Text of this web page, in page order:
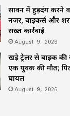
सावन में हुड़दंग करने
नजर, बाइकर्स और
सख्त कार्रवाई
August 9, 2026
खड़े ट्रेलर से बाइक की
एक युवक की मौत;
घायल
August 9, 2026